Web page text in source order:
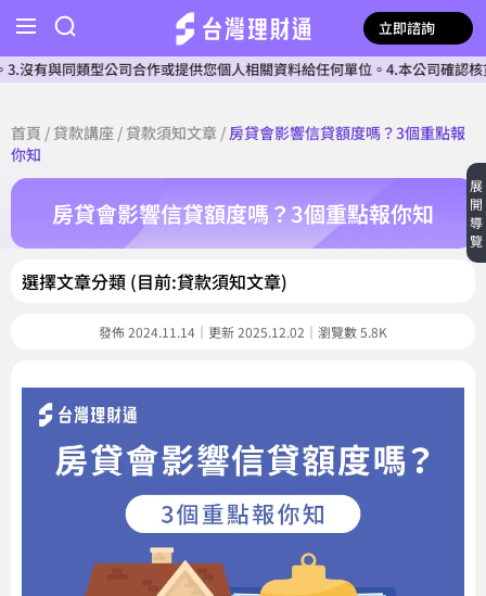
立即諮詢
公司合作或提供您個人相關資料給任何單位。4.本公司確認核貸前不會
首頁 / 貸款講座 / 貸款須知文章 / 房貸會影響信貸額度嗎？3個重點報
你知
房貸會影響信貸額度嗎？3個重點報你知
選擇文章分類 (目前:貸款須知文章)
發佈 2024.11.14｜更新 2025.12.02｜瀏覽數 5.8K
展
開
導
覽